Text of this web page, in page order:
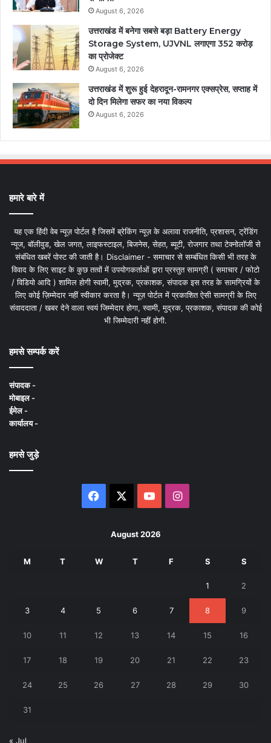
August 6, 2026
उत्तराखंड में बनेगा सबसे बड़ा Battery Energy
Storage System, UJVNL लगाएगा 352 करोड़
का प्रोजेक्ट
August 6, 2026
उत्तराखंड में शुरू हुई देहरादून-रामनगर एक्सप्रेस, सप्ताह में
दो दिन मिलेगा सफर का नया विकल्प
August 6, 2026
हमारे बारे में
यह एक हिंदी वेब न्यूज़ पोर्टल है जिसमें ब्रेकिंग न्यूज़ के अलावा राजनीति, प्रशासन, ट्रेंडिंग
न्यूज, बॉलीवुड, खेल जगत, लाइफस्टाइल, बिजनेस, सेहत, ब्यूटी, रोजगार तथा टेक्नोलॉजी से
संबंधित खबरें पोस्ट की जाती है। Disclaimer - समाचार से सम्बंधित किसी भी तरह के
विवाद के लिए साइट के कुछ तत्वों में उपयोगकर्ताओं द्वारा प्रस्तुत सामग्री ( समाचार / फोटो
/ विडियो आदि ) शामिल होगी स्वामी, मुद्रक, प्रकाशक, संपादक इस तरह के सामग्रियों के
लिए कोई ज़िम्मेदार नहीं स्वीकार करता है। न्यूज़ पोर्टल में प्रकाशित ऐसी सामग्री के लिए
संवाददाता / खबर देने वाला स्वयं जिम्मेदार होगा, स्वामी, मुद्रक, प्रकाशक, संपादक की कोई
भी जिम्मेदारी नहीं होगी.
हमसे सम्पर्क करें
संपादक -
मोबाइल -
ईमेल -
कार्यालय -
हमसे जुड़े
Facebook YouTubeInstagram
August 2026
M T W T F S S
1 2
3 4 5 6 7 8 9
10 11 12 13 14 15 16
17 18 19 20 21 22 23
24 25 26 27 28 29 30
31
« Jul